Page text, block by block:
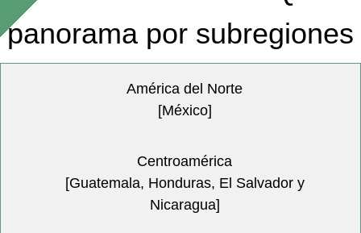
panorama por subregiones
América del Norte
[México]
Centroamérica
[Guatemala, Honduras, El Salvador y
Nicaragua]